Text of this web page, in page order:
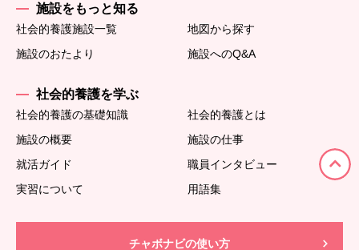
施設をもっと知る
社会的養護施設一覧
地図から探す
施設のおたより
施設へのQ&A
社会的養護を学ぶ
社会的養護の基礎知識
社会的養護とは
施設の概要
施設の仕事
就活ガイド
職員インタビュー
実習について
用語集
チャボナビの使い方